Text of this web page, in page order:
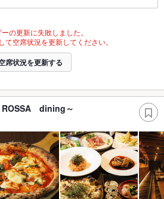
の更新に失敗しました。
て空席状況を更新してください。
席状況を更新する
dining～